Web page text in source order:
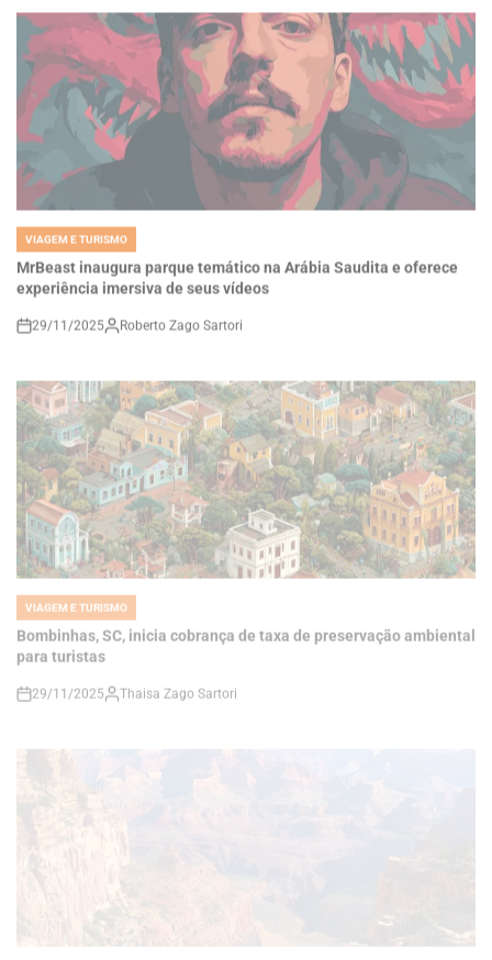
POSTED
IN
VIAGEM E TURISMO
MrBeast inaugura parque temático na Arábia Saudita e oferece
experiência imersiva de seus vídeos
on
29/11/2025 Roberto Zago Sartori
POSTED
IN
VIAGEM E TURISMO
Bombinhas, SC, inicia cobrança de taxa de preservação ambiental
para turistas
on
29/11/2025 Thaisa Zago Sartori
Estrangeiros pagarão taxa extra em parques nacionais dos EUA
29/11/2025 Roberto Zago Sartori